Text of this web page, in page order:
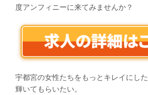
度アンフィニーに来てみませんか？
宇都宮の女性たちをもっとキレイにし
輝いてもらいたい。